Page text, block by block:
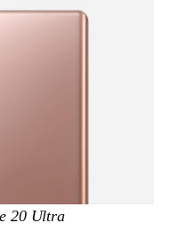
20 Ultra